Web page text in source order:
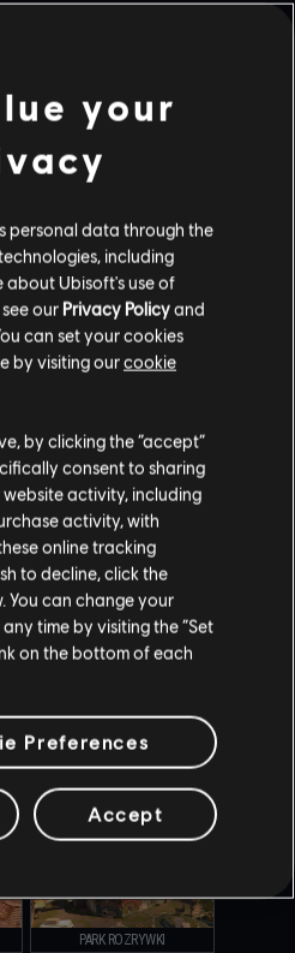
SZMARAGDOWE RÓWNINY
KONSULAT
DOM
SAMOLOT PREZYDENCKI
PARK ROZRYWKI
your
personal data through the
including
about Ubisoft's use of
our Privacy Policyand
can set your cookies
by visiting ourcookie
by clicking the “accept”
consent to sharing
activity, including
activity, with
online tracking
to decline, click the
You can change your
time by visiting the “Set
on the bottom of each
Preferences
Accept